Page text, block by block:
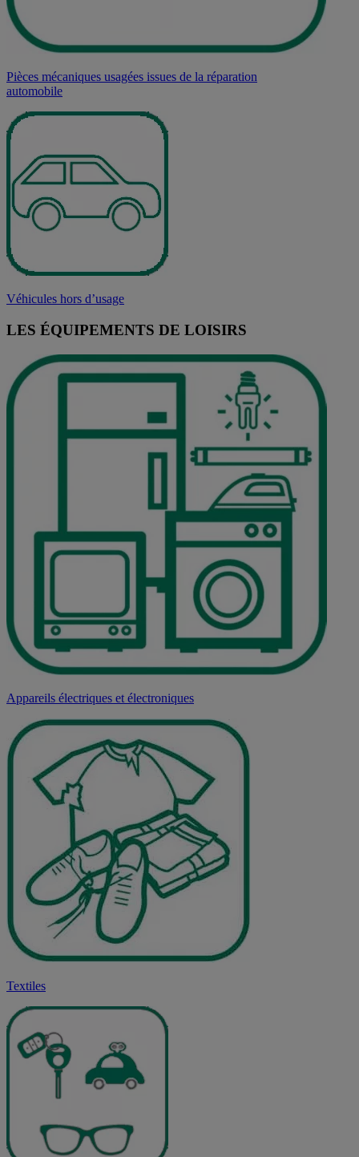
Pièces mécaniques usagées issues de la réparation
automobile
Véhicules hors d’usage
LES ÉQUIPEMENTS DE LOISIRS
Appareils électriques et électroniques
Textiles